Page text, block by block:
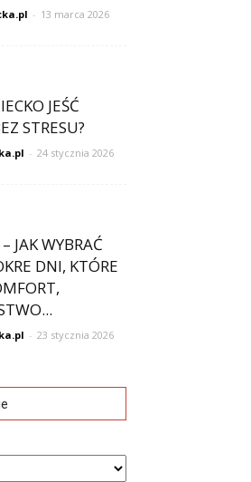
- 13 marca 2026
JEŚĆ
STRESU?
- 24 stycznia 2026
JAK WYBRAĆ
DNI, KTÓRE
- 23 stycznia 2026